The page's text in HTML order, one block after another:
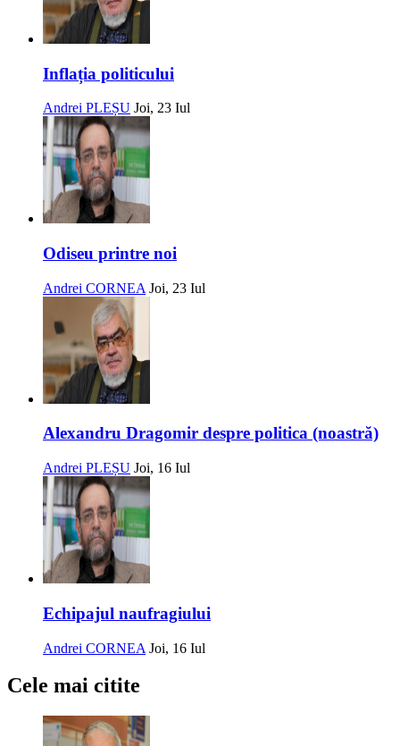
Inflația politicului
Andrei PLEȘU Joi, 23 Iul
Odiseu printre noi
Andrei CORNEA Joi, 23 Iul
Alexandru Dragomir despre politica (noastră)
Andrei PLEȘU Joi, 16 Iul
Echipajul naufragiului
Andrei CORNEA Joi, 16 Iul
Cele mai citite